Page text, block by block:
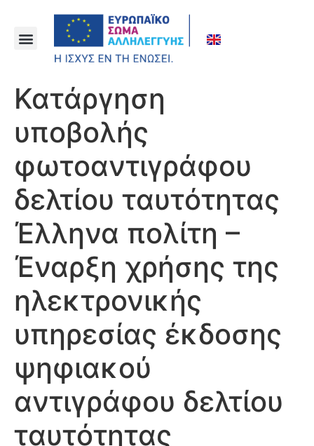
Κατάργηση
υποβολής
φωτοαντιγράφου
δελτίου ταυτότητας
Έλληνα πολίτη –
Έναρξη χρήσης της
ηλεκτρονικής
υπηρεσίας έκδοσης
ψηφιακού
αντιγράφου δελτίου
ταυτότητας